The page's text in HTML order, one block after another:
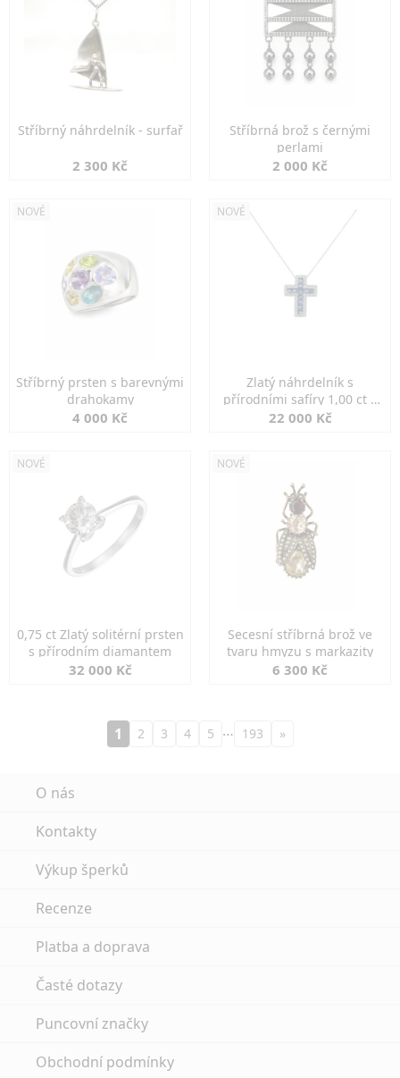
Stříbrný náhrdelník - surfař
2 300 Kč
Stříbrná brož s černými
perlami
2 000 Kč
NOVÉ
Stříbrný prsten s barevnými
drahokamy
4 000 Kč
NOVÉ
Zlatý náhrdelník s
přírodními safíry 1,00 ct a
diamanty
22 000 Kč
NOVÉ
0,75 ct Zlatý solitérní prsten
s přírodním diamantem
32 000 Kč
NOVÉ
Secesní stříbrná brož ve
tvaru hmyzu s markazity
6 300 Kč
1 2 3 4 5 … 193 »
O nás
Kontakty
Výkup šperků
Recenze
Platba a doprava
Časté dotazy
Puncovní značky
Obchodní podmínky